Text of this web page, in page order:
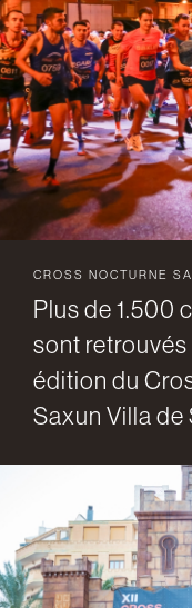
CROSS NOCTURNE
Plus de 1.500
sont retrouvés
édition du
Saxun Villa de